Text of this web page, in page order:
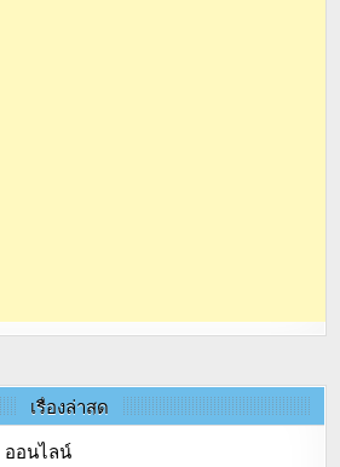
เรื่องล่าสุด
ออนไลน์